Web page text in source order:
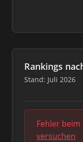
Rankings
Stand: Juli 2026
Fehler beim
versuchen